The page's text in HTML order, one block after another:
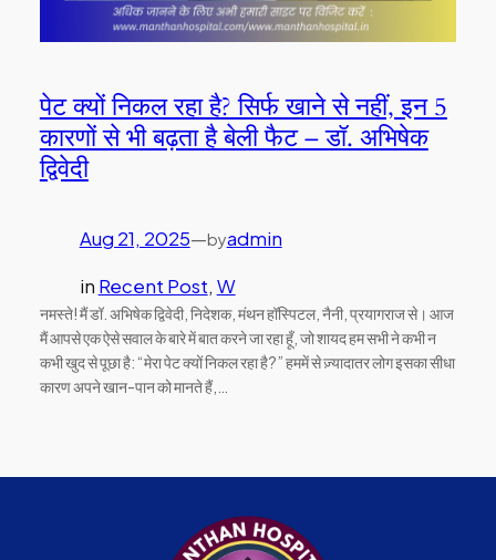
पेट क्यों निकल रहा है? सिर्फ खाने से नहीं, इन 5
कारणों से भी बढ़ता है बेली फैट – डॉ. अभिषेक
द्विवेदी
Aug 21, 2025—byadmin
in Recent Post, W
नमस्ते! मैं डॉ. अभिषेक द्विवेदी, निदेशक, मंथन हॉस्पिटल, नैनी, प्रयागराज से। आज
मैं आपसे एक ऐसे सवाल के बारे में बात करने जा रहा हूँ, जो शायद हम सभी ने कभी न
कभी खुद से पूछा है: “मेरा पेट क्यों निकल रहा है?” हममें से ज़्यादातर लोग इसका सीधा
कारण अपने खान-पान को मानते हैं,…